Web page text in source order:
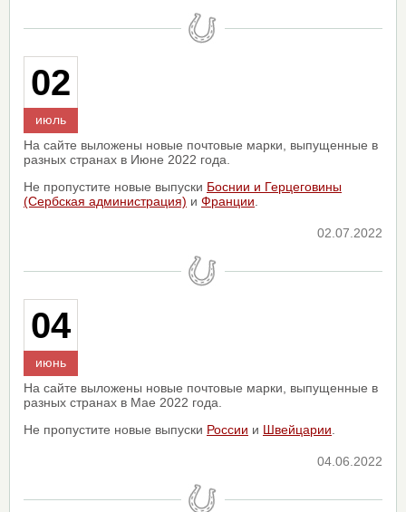
02
июль
На сайте выложены новые почтовые марки, выпущенные в
разных странах в Июне 2022 года.
Не пропустите новые выпуски Боснии и Герцеговины
(Сербская администрация) и Франции
02.07.2022
04
июнь
На сайте выложены новые почтовые марки, выпущенные в
разных странах в Мае 2022 года.
Не пропустите новые выпуски России и Швейцарии
04.06.2022